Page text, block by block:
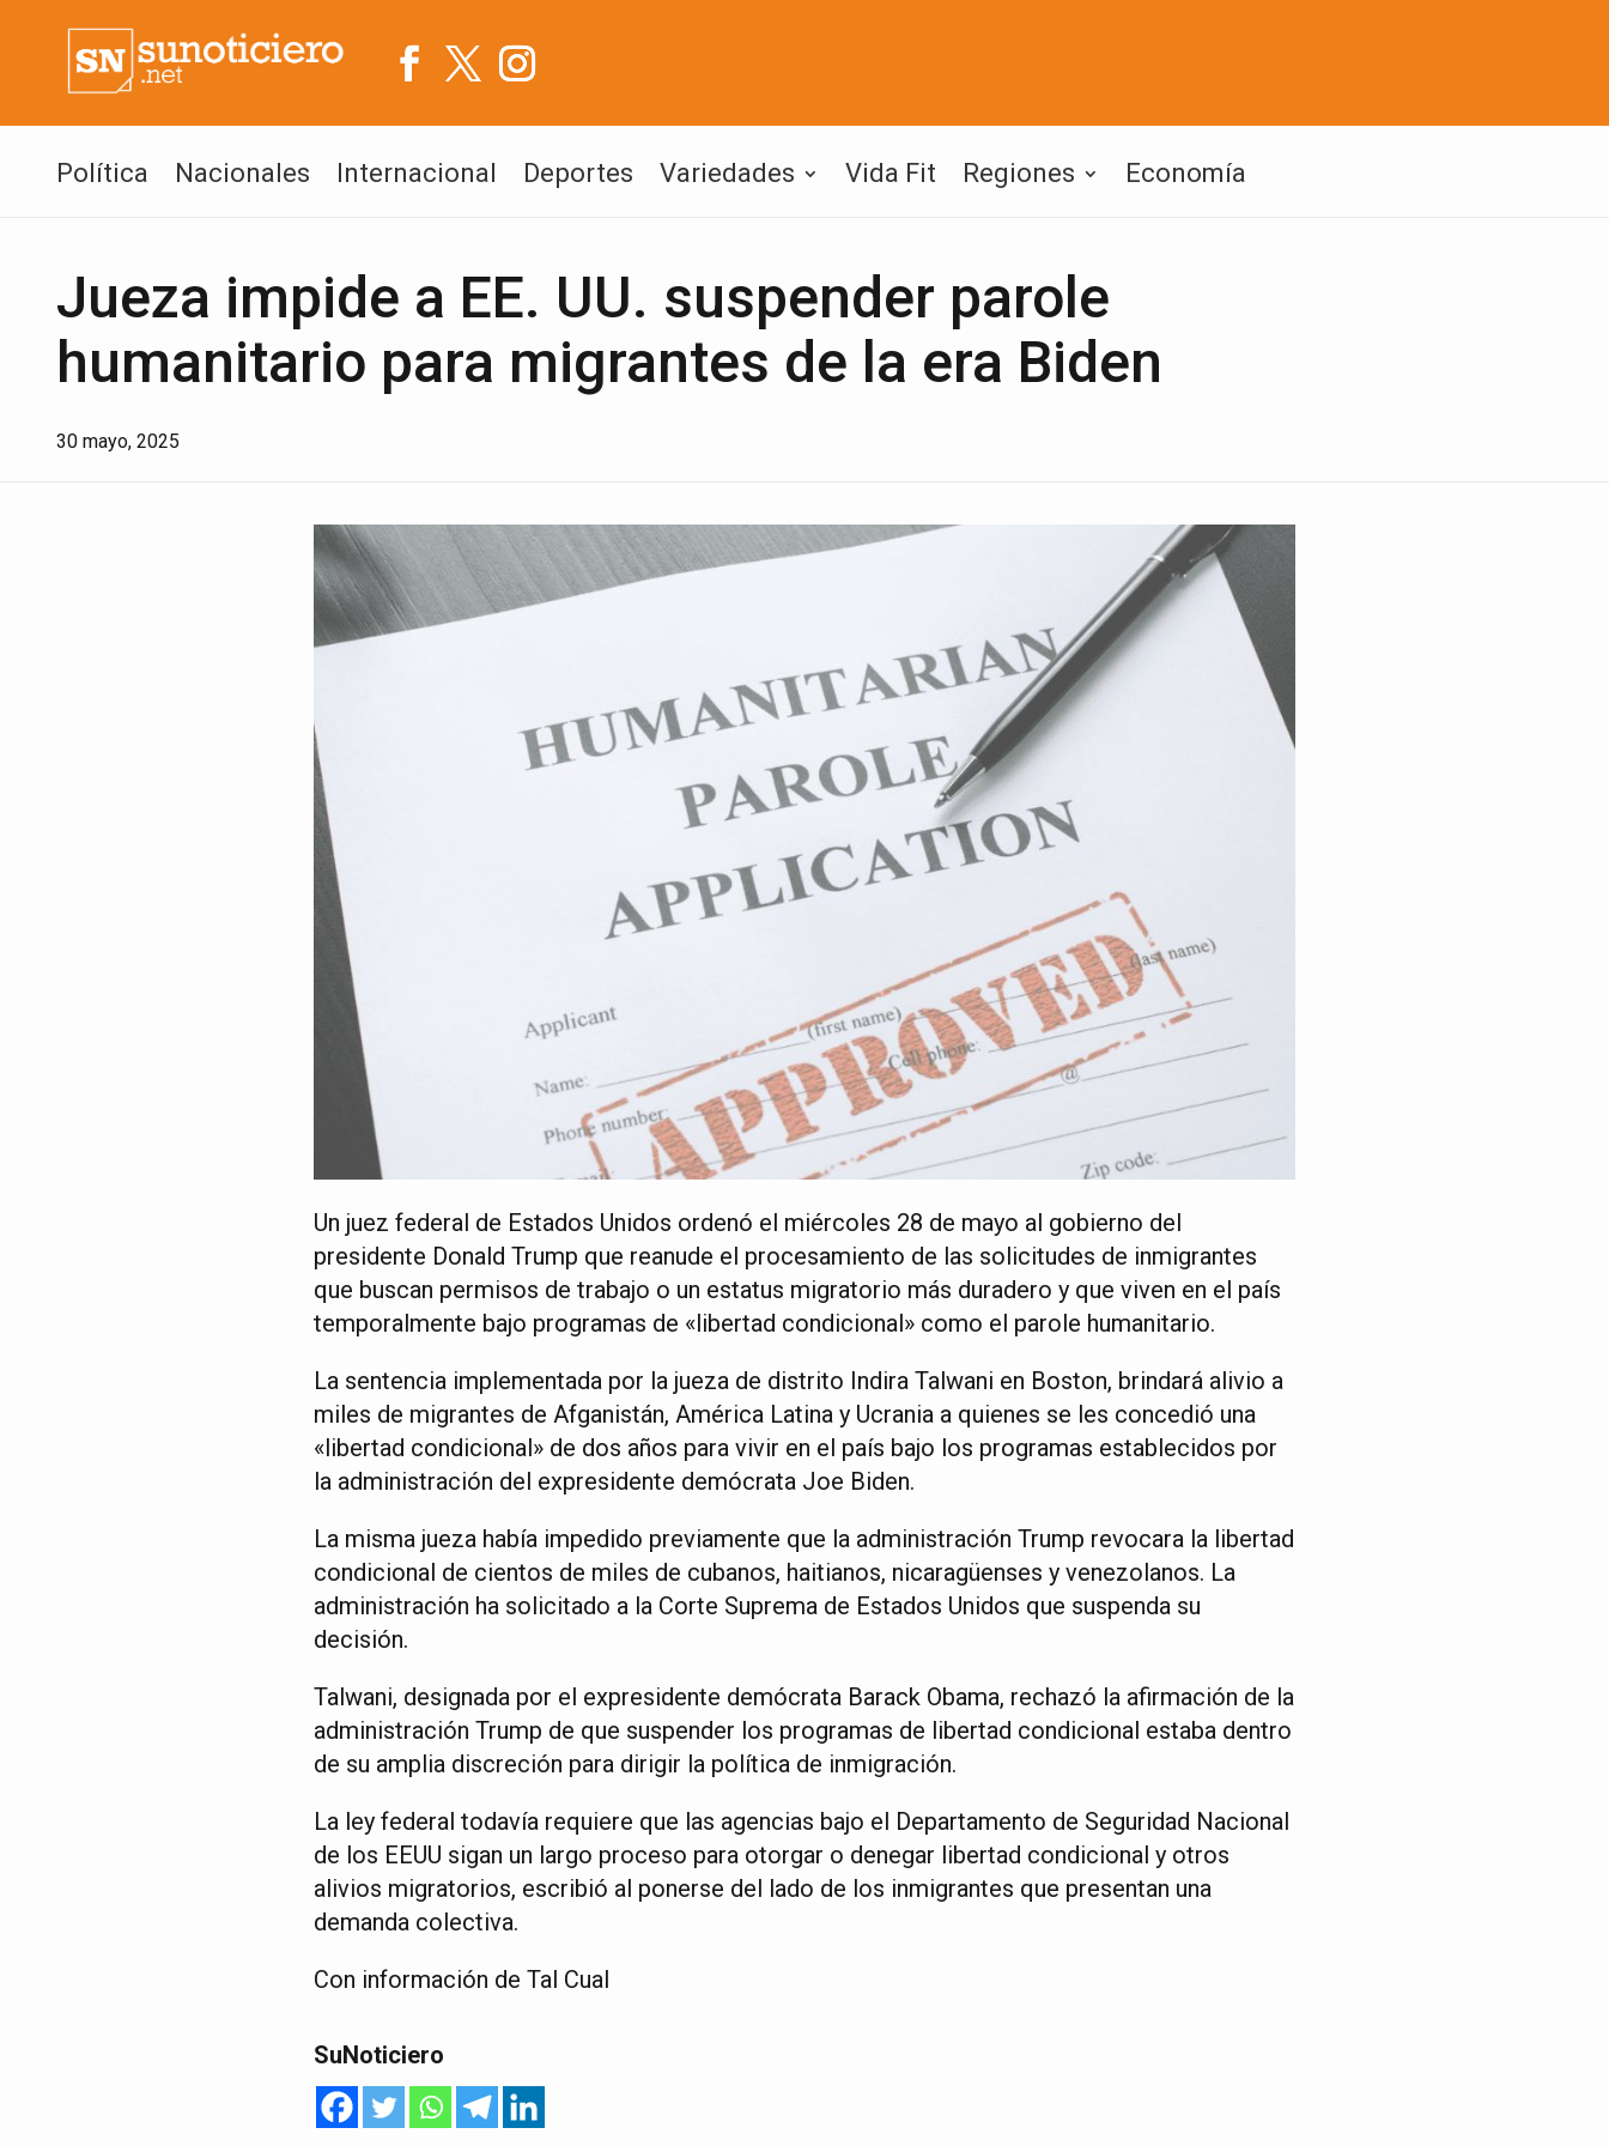
Política Nacionales Internacional Deportes Variedades Vida Fit Regiones Economía
Jueza impide a EE. UU. suspender parole
humanitario para migrantes de la era Biden
30 mayo, 2025
Un juez federal de Estados Unidos ordenó el miércoles 28 de mayo al gobierno del
presidente Donald Trump que reanude el procesamiento de las solicitudes de inmigrantes
que buscan permisos de trabajo o un estatus migratorio más duradero y que viven en el país
temporalmente bajo programas de «libertad condicional» como el parole humanitario.
La sentencia implementada por la jueza de distrito Indira Talwani en Boston, brindará alivio a
miles de migrantes de Afganistán, América Latina y Ucrania a quienes se les concedió una
«libertad condicional» de dos años para vivir en el país bajo los programas establecidos por
la administración del expresidente demócrata Joe Biden.
La misma jueza había impedido previamente que la administración Trump revocara la libertad
condicional de cientos de miles de cubanos, haitianos, nicaragüenses y venezolanos. La
administración ha solicitado a la Corte Suprema de Estados Unidos que suspenda su
decisión.
Talwani, designada por el expresidente demócrata Barack Obama, rechazó la afirmación de la
administración Trump de que suspender los programas de libertad condicional estaba dentro
de su amplia discreción para dirigir la política de inmigración.
La ley federal todavía requiere que las agencias bajo el Departamento de Seguridad Nacional
de los EEUU sigan un largo proceso para otorgar o denegar libertad condicional y otros
alivios migratorios, escribió al ponerse del lado de los inmigrantes que presentan una
demanda colectiva.
Con información de Tal Cual
SuNoticiero